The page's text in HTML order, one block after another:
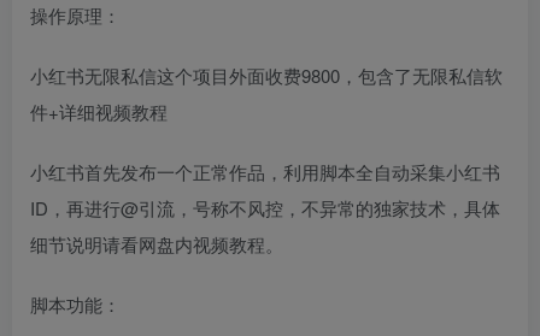
操作原理：
小红书无限私信这个项目外面收费9800，包含了无限私信软
件+详细视频教程
小红书首先发布一个正常作品，利用脚本全自动采集小红书
ID，再进行@引流，号称不风控，不异常的独家技术，具体
细节说明请看网盘内视频教程。
脚本功能：